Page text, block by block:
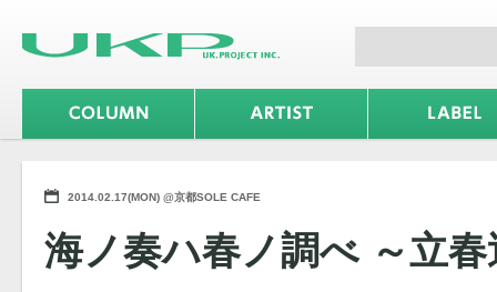
2014.02.17(MON) @京都SOLE CAFE
海ノ奏ハ春ノ調べ ～立春